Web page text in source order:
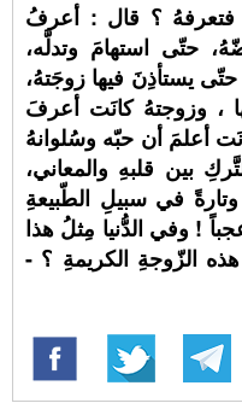
؟ قال : أعرفُ
حتّى استهامَ وتدلَّه،
يستأذِنَ فيها زوجَتهُ،
، وزوجتهُ كانَت أعرفَ
أعلمَ أن حبّه وسُلوانهُ
بين قلبهِ والمعاني،
في سبيلِ الطّبيعةِ
! وفي الدُّنيا مِثلُ هذا
الزّوجةِ الكريمةِ ؟ -